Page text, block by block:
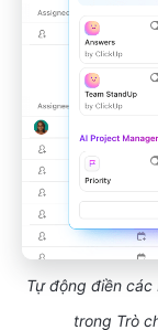
Tự động điền
trong Trò